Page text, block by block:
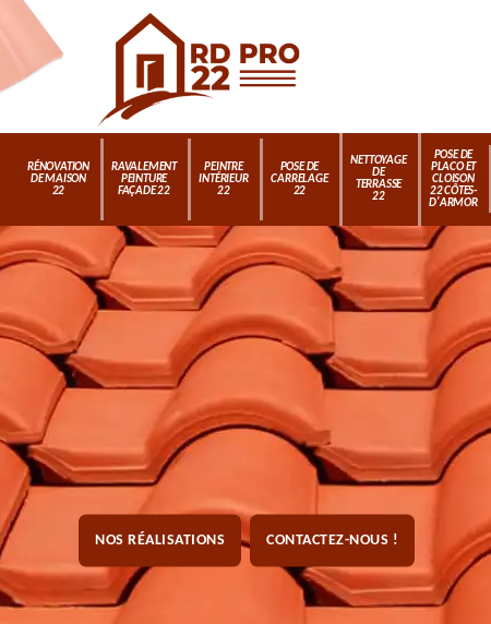
RÉNOVATION
DE MAISON
22
RAVALEMENT
PEINTURE
FAÇADE 22
PEINTRE
INTÉRIEUR
22
POSE DE
CARRELAGE
22
NETTOYAGE
DE
TERRASSE
22
POSE DE
PLACO ET
CLOISON
22 CÔTES-
D'ARMOR
NOS RÉALISATIONS CONTACTEZ-NOUS !